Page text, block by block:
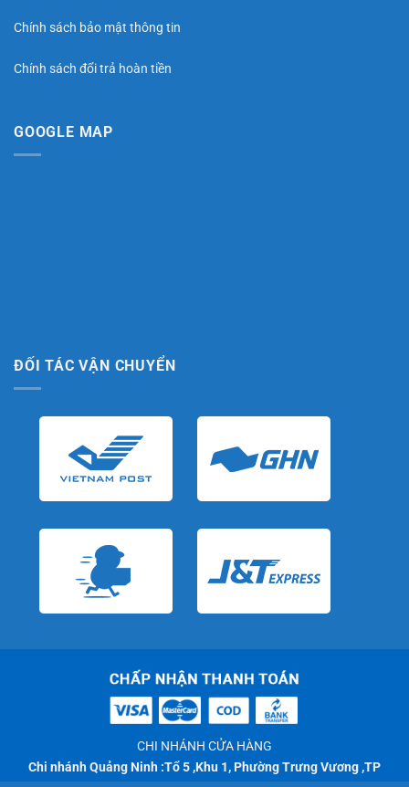
Chính sách bảo mật thông tin
Chính sách đổi trả hoàn tiền
GOOGLE MAP
ĐỐI TÁC VẬN CHUYỂN
CHI NHÁNH CỬA HÀNG
Chi nhánh Quảng Ninh :Tổ 5 ,Khu 1, Phường Trưng Vương ,TP